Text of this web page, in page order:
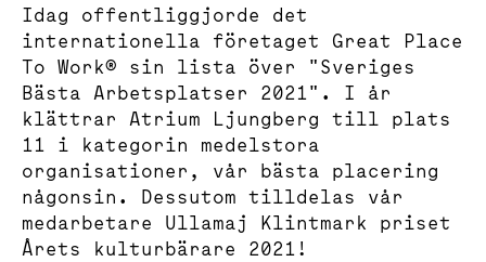
Idag offentliggjorde det
internationella företaget Great Place
To Work® sin lista över "Sveriges
Bästa Arbetsplatser 2021". I år
klättrar Atrium Ljungberg till plats
11 i kategorin medelstora
organisationer, vår bästa placering
någonsin. Dessutom tilldelas vår
medarbetare Ullamaj Klintmark priset
Årets kulturbärare 2021!